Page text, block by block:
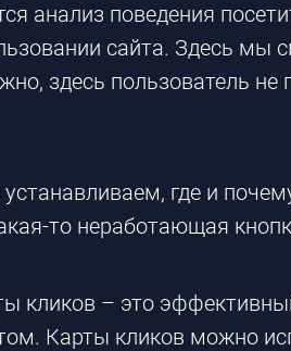
анализ поведения
сайта. Здесь
здесь пользователь не
где и
то неработающая
кликов – это
Карты кликов можно